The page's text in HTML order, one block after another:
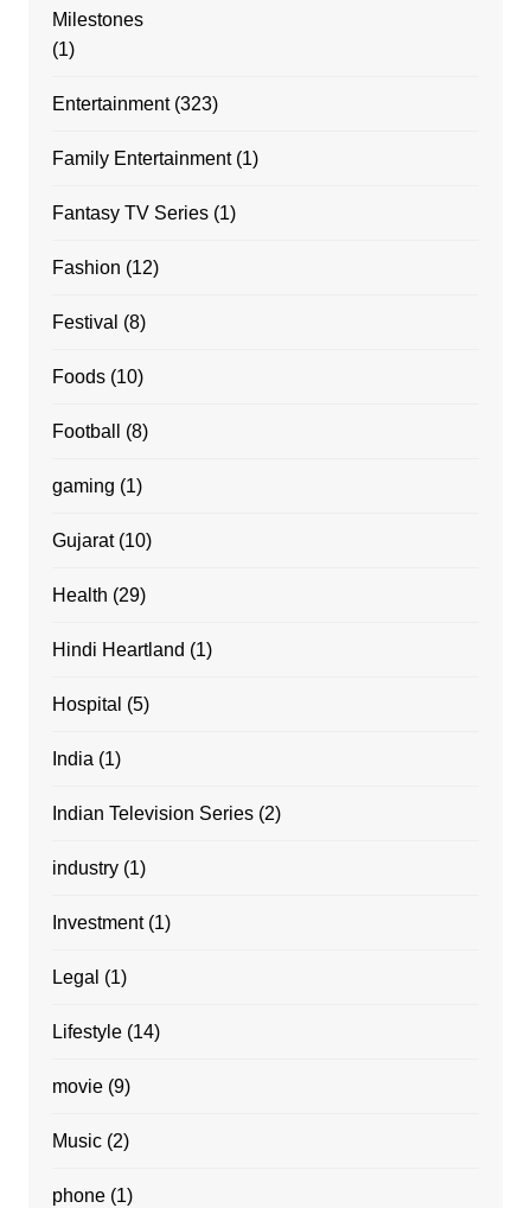
Milestones
(1)
Entertainment(323)
Family Entertainment(1)
Fantasy TV Series(1)
Fashion (12)
Festival (8)
Foods(10)
Football (8)
gaming (1)
Gujarat(10)
Health (29)
Hindi Heartland (1)
Hospital (5)
India (1)
Indian Television Series(2)
industry(1)
Investment(1)
Legal (1)
Lifestyle(14)
movie(9)
Music(2)
phone(1)